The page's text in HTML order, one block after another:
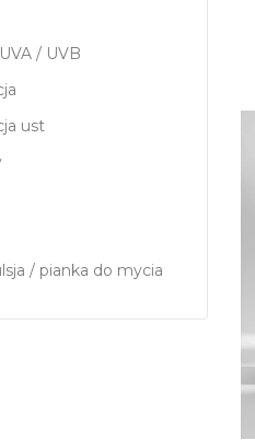
/ UVB
ust
/ pianka do mycia